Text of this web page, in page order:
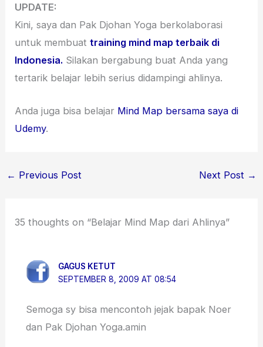
UPDATE:
Kini, saya dan Pak Djohan Yoga berkolaborasi
untuk membuattraining mind map terbaik di
Indonesia. Silakan bergabung buat Anda yang
tertarik belajar lebih serius didampingi ahlinya.
Anda juga bisa belajar Mind Map bersama saya di
Udemy.
← Previous Post Next Post →
35 thoughts on “Belajar Mind Map dari Ahlinya”
GAGUS KETUT
SEPTEMBER 8, 2009 AT 08:54
Semoga sy bisa mencontoh jejak bapak Noer
dan Pak Djohan Yoga.amin